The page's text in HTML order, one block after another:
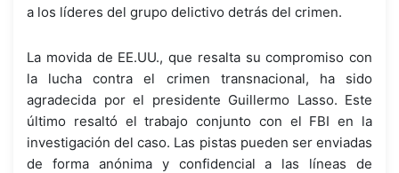
a los líderes del grupo delictivo detrás del crimen.
La movida de EE.UU., que resalta su compromiso con
la lucha contra el crimen transnacional, ha sido
agradecida por el presidente Guillermo Lasso. Este
último resaltó el trabajo conjunto con el FBI en la
investigación del caso. Las pistas pueden ser enviadas
de forma anónima y confidencial a las líneas de